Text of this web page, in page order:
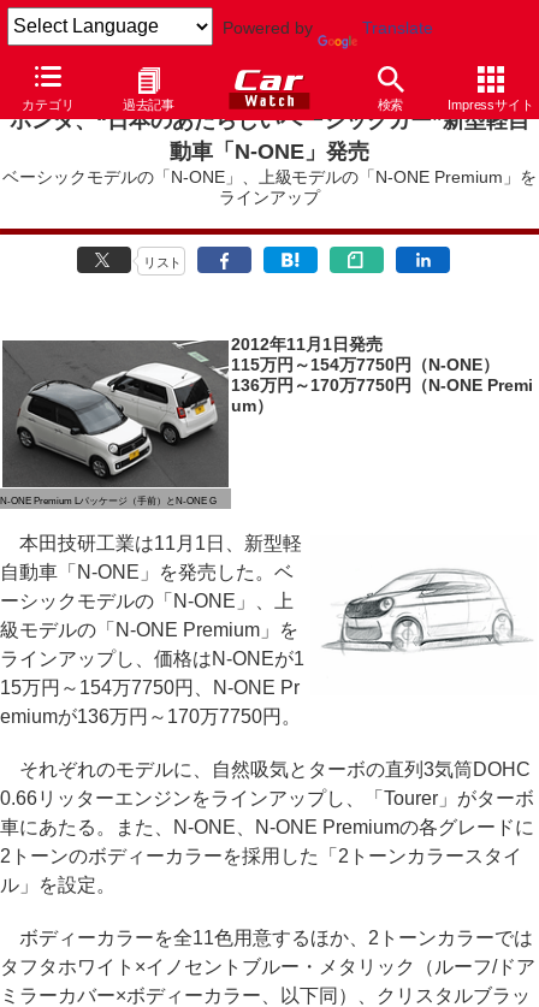
Powered by Translate
カテゴリ 過去記事 検索 Impressサイト
ホンダ、“日本のあたらしいベーシックカー”新型軽自
動車「N-ONE」発売
ベーシックモデルの「N-ONE」、上級モデルの「N-ONE Premium」を
ラインアップ
リスト
N-ONE Premium Lパッケージ（手前）とN-ONE G
2012年11月1日発売
115万円～154万7750円（N-ONE）
136万円～170万7750円（N-ONE Premi
um）
本田技研工業は11月1日、新型軽
自動車「N-ONE」を発売した。ベ
ーシックモデルの「N-ONE」、上
級モデルの「N-ONE Premium」を
ラインアップし、価格はN-ONEが1
15万円～154万7750円、N-ONE Pr
emiumが136万円～170万7750円。
それぞれのモデルに、自然吸気とターボの直列3気筒DOHC
0.66リッターエンジンをラインアップし、「Tourer」がターボ
車にあたる。また、N-ONE、N-ONE Premiumの各グレードに
2トーンのボディーカラーを採用した「2トーンカラースタイ
ル」を設定。
ボディーカラーを全11色用意するほか、2トーンカラーでは
タフタホワイト×イノセントブルー・メタリック（ルーフ/ドア
ミラーカバー×ボディーカラー、以下同）、クリスタルブラッ